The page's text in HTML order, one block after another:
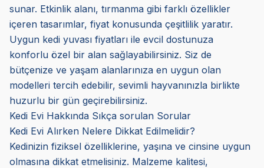
sunar. Etkinlik alanı, tırmanma gibi farklı özellikler
içeren tasarımlar, fiyat konusunda çeşitlilik yaratır.
Uygun kedi yuvası fiyatları ile evcil dostunuza
konforlu özel bir alan sağlayabilirsiniz. Siz de
bütçenize ve yaşam alanlarınıza en uygun olan
modelleri tercih edebilir, sevimli hayvanınızla birlikte
huzurlu bir gün geçirebilirsiniz.
Kedi Evi Hakkında Sıkça sorulan Sorular
Kedi Evi Alırken Nelere Dikkat Edilmelidir?
Kedinizin fiziksel özelliklerine, yaşına ve cinsine uygun
olmasına dikkat etmelisiniz. Malzeme kalitesi,